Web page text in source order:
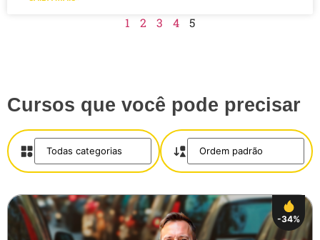
1 2 3 4 5
Cursos que você pode precisar
-34%